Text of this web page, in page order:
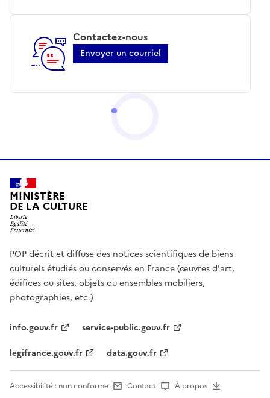
Contactez-nous
Envoyer un courriel
MINISTÈRE
DE LA CULTURE
POP décrit et diffuse des notices scientifiques de biens
culturels étudiés ou conservés en France (œuvres d'art,
édifices ou sites, objets ou ensembles mobiliers,
photographies, etc.)
info.gouv.fr
service-public.gouv.fr
legifrance.gouv.fr
data.gouv.fr
Accessibilité : non conforme Contact À propos